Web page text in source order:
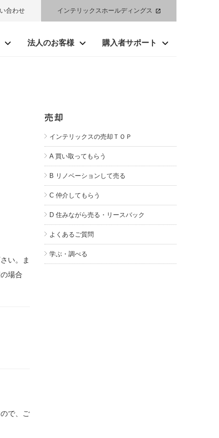
インテリックスホールディングス
合わせ
法人のお客様 購入者サポート
い。ま
場合
で、ご
インテリックスの売却ＴＯＰ
A 買い取ってもらう
B リノベーションして売る
C 仲介してもらう
D 住みながら売る・リースバック
よくあるご質問
学ぶ・調べる